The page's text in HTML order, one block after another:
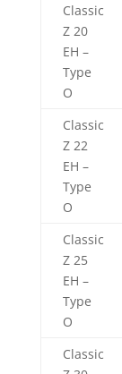
Classic
Z 20
EH –
Type
O
Classic
Z 22
EH –
Type
O
Classic
Z 25
EH –
Type
O
Classic